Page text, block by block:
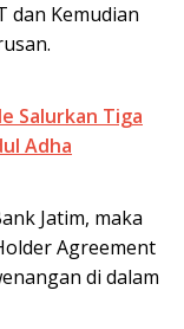
dan Kemudian
Salurkan Tiga
Adha
Jatim, maka
Agreement
di dalam